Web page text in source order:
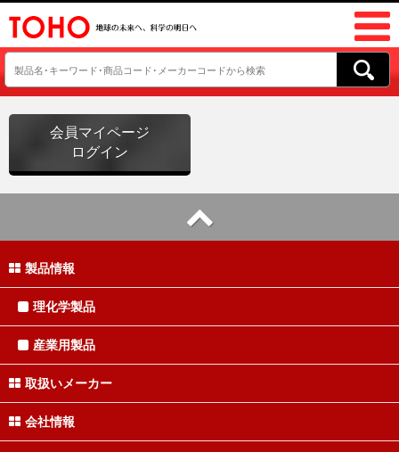
会員マイページ
ログイン
製品情報
理化学製品
産業用製品
取扱いメーカー
会社情報